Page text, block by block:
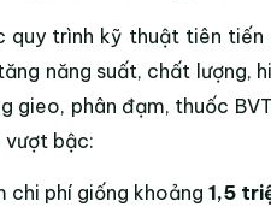
trình kỹ thuật tiên tiến
năng suất, chất lượng,
gieo, phân đạm, thuốc
vượt bậc:
chi phí giống khoảng 1,5